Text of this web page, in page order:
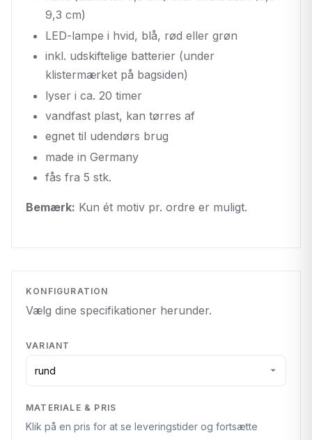
9,3 cm)
LED-lampe i hvid, blå, rød eller grøn
inkl. udskiftelige batterier (under
klistermærket på bagsiden)
lyser i ca. 20 timer
vandfast plast, kan tørres af
egnet til udendørs brug
made in Germany
fås fra 5 stk.
Bemærk: Kun ét motiv pr. ordre er muligt.
KONFIGURATION
Vælg dine specifikationer herunder.
VARIANT
MATERIALE & PRIS
Klik på en pris for at se leveringstider og fortsætte